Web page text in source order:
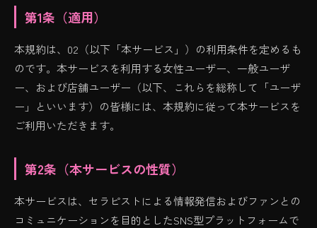
第1条（適用）
本規約は、02（以下「本サービス」）の利用条件を定めるも
のです。本サービスを利用する女性ユーザー、一般ユーザ
ー、および店舗ユーザー（以下、これらを総称して「ユーザ
ー」といいます）の皆様には、本規約に従って本サービスを
ご利用いただきます。
第2条（本サービスの性質）
本サービスは、セラピストによる情報発信およびファンとの
コミュニケーションを目的としたSNS型プラットフォームで